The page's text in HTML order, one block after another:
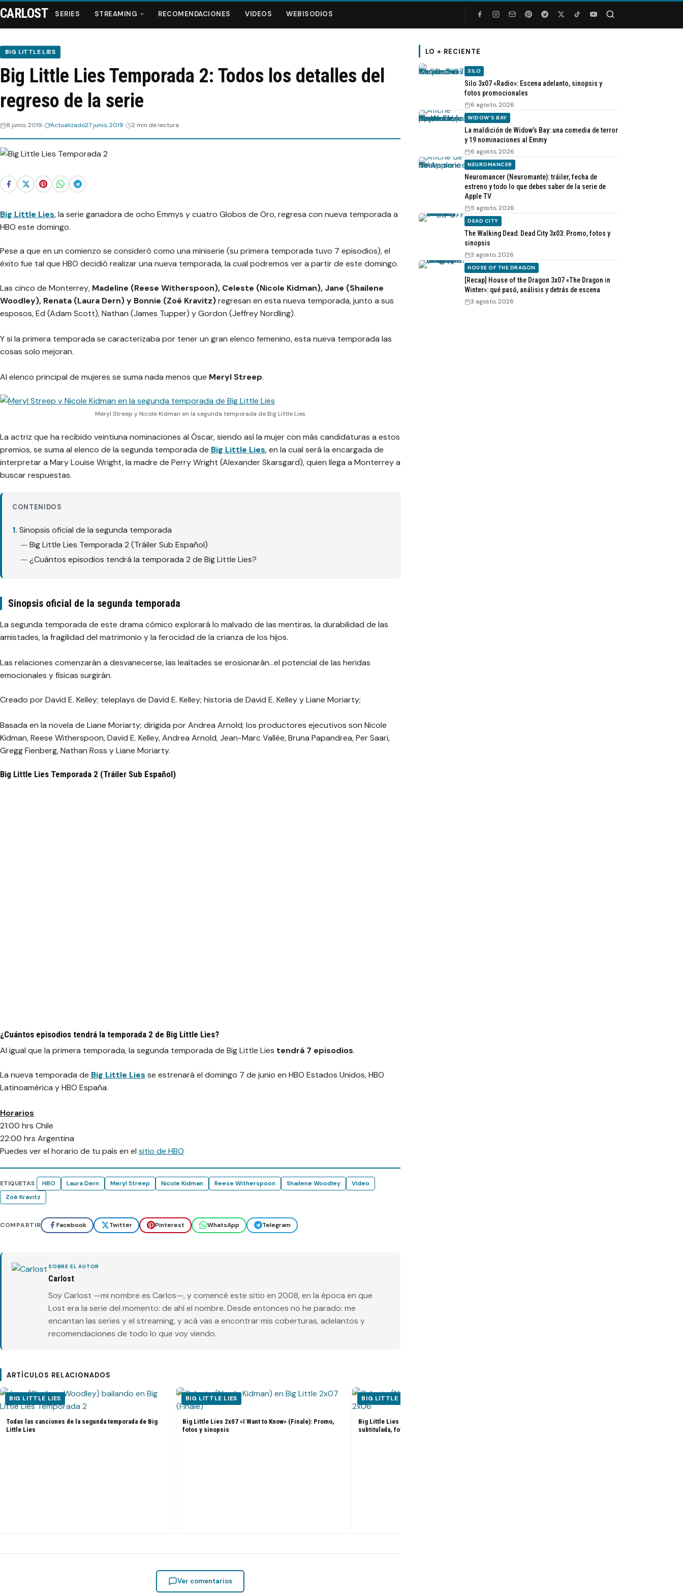
Series
Streaming
Videos
Webisodios
CARLOST SERIES STREAMING RECOMENDACIONES VIDEOS WEBISODIOS
BIG LITTLE LIES
Big Little Lies Temporada 2: Todos los detalles del
regreso de la serie
8 junio, 2019 Actualizado27 junio, 2019 2 min de lectura
Big Little Lies, la serie ganadora de ocho Emmys y cuatro Globos de Oro, regresa con nueva temporada a
HBO este domingo.
Pese a que en un comienzo se consideró como una miniserie (su primera temporada tuvo 7 episodios), el
éxito fue tal que HBO decidió realizar una nueva temporada, la cual podremos ver a partir de este domingo.
Las cinco de Monterrey, Madeline (Reese Witherspoon), Celeste (Nicole Kidman), Jane (Shailene
Woodley), Renata (Laura Dern) y Bonnie (Zoë Kravitz)regresan en esta nueva temporada, junto a sus
esposos, Ed (Adam Scott), Nathan (James Tupper) y Gordon (Jeffrey Nordling).
Y si la primera temporada se caracterizaba por tener un gran elenco femenino, esta nueva temporada las
cosas solo mejoran.
Al elenco principal de mujeres se suma nada menos que Meryl Streep.
Meryl Streep y Nicole Kidman en la segunda temporada de Big Little Lies
La actriz que ha recibido veintiuna nominaciones al Óscar, siendo así la mujer con más candidaturas a estos
premios, se suma al elenco de la segunda temporada de Big Little Lies, en la cual será la encargada de
interpretar a Mary Louise Wright, la madre de Perry Wright (Alexander Skarsgard), quien llega a Monterrey a
buscar respuestas.
CONTENIDOS
Sinopsis oficial de la segunda temporada
Big Little Lies Temporada 2 (Tráiler Sub Español)
¿Cuántos episodios tendrá la temporada 2 de Big Little Lies?
Sinopsis oficial de la segunda temporada
La segunda temporada de este drama cómico explorará lo malvado de las mentiras, la durabilidad de las
amistades, la fragilidad del matrimonio y la ferocidad de la crianza de los hijos.
Las relaciones comenzarán a desvanecerse, las lealtades se erosionarán…el potencial de las heridas
emocionales y físicas surgirán.
Creado por David E. Kelley; teleplays de David E. Kelley; historia de David E. Kelley y Liane Moriarty;
Basada en la novela de Liane Moriarty; dirigida por Andrea Arnold; los productores ejecutivos son Nicole
Kidman, Reese Witherspoon, David E. Kelley, Andrea Arnold, Jean-Marc Vallée, Bruna Papandrea, Per Saari,
Gregg Fienberg, Nathan Ross y Liane Moriarty.
Big Little Lies Temporada 2 (Tráiler Sub Español)
¿Cuántos episodios tendrá la temporada 2 de Big Little Lies?
Al igual que la primera temporada, la segunda temporada de Big Little Lies tendrá 7 episodios.
La nueva temporada de Big Little Lies se estrenará el domingo 7 de junio en HBO Estados Unidos, HBO
Latinoamérica y HBO España.
Horarios
21:00 hrs Chile
22:00 hrs Argentina
Puedes ver el horario de tu país en el sitio de HBO
ETIQUETAS HBO Laura Dern Meryl Streep Nicole Kidman Reese Witherspoon Shailene Woodley
Video
Zoë Kravitz
COMPARTIR Facebook Twitter Pinterest WhatsApp Telegram
SOBRE EL AUTOR
Carlost
Soy Carlost —mi nombre es Carlos—, y comencé este sitio en 2008, en la época en que
Lost era la serie del momento: de ahí el nombre. Desde entonces no he parado: me
encantan las series y el streaming, y acá vas a encontrar mis coberturas, adelantos y
recomendaciones de todo lo que voy viendo.
ARTÍCULOS RELACIONADOS
BIG LITTLE LIES
Todas las canciones de la segunda temporada de Big
Little Lies
BIG LITTLE LIES
Big Little Lies 2x07 «I Want to Know» (Finale): Promo,
fotos y sinopsis
BIG LITTLE LIES
Big Little Lies 2x06 «The Bad Mother»: Promo
subtitulada, fotos y sinopsis
Ver comentarios
LO + RECIENTE
SILO
Silo 3x07 «Radio»: Escena adelanto, sinopsis y
fotos promocionales
6 agosto, 2026
WIDOW'S BAY
La maldición de Widow’s Bay: una comedia de terror
y 19 nominaciones al Emmy
6 agosto, 2026
NEUROMANCER
Neuromancer (Neuromante): tráiler, fecha de
estreno y todo lo que debes saber de la serie de
Apple TV
5 agosto, 2026
DEAD CITY
The Walking Dead: Dead City 3x03: Promo, fotos y
sinopsis
3 agosto, 2026
HOUSE OF THE DRAGON
[Recap] House of the Dragon 3x07 «The Dragon in
Winter»: qué pasó, análisis y detrás de escena
3 agosto, 2026